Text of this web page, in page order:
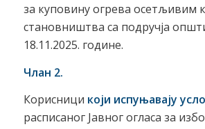
за куповину огрева осетљивим
становништва са подручја
18.11.2025. године.
Члан 2.
Корисници који испуњавају
расписаног Јавног огласа за